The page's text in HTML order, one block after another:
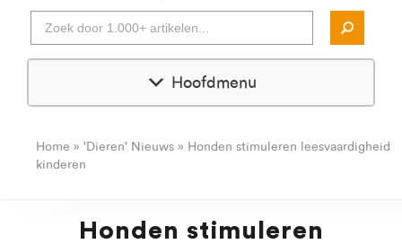
Hoofdmenu
Home » 'Dieren' Nieuws » Honden stimuleren leesvaardigheid
kinderen
Honden stimuleren